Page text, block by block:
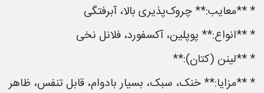
* **معایب:** چروک‌پذیری بالا، آبرفتگی
* **انواع:** پوپلین، آکسفورد، فلانل نخی
* **لینن (کتان):**
* **مزایا:** خنک، سبک، بسیار بادوام، قابل تنفس، ظاهر